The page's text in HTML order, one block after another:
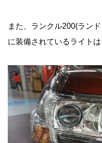
また、ランクル200(ラン
に装備されているライト